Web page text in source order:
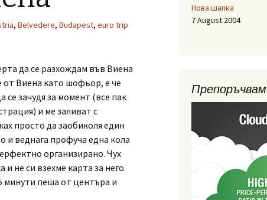
, Belvedere, Budapest, euro trip
да се разхождам във Виена
от Виена като шофьор, е че
зачудя за момент (все пак
и ме заливат с
просто да заобиколя един
и веднага профуча една кола
организирано. Чух
не си взехме карта за него.
минути пеша от центъра и
Нова шапка
7 August 2004
Препоръчвам